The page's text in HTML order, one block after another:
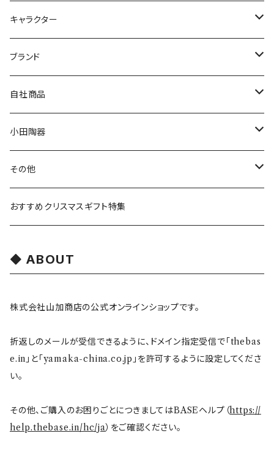
九谷焼
マグ＆カップ
プレート
ボウル
ガラスウェア
カトラリー
キャラクター
ムーミン
80th記念アイテム
リトルミイの日記念アイテム
MOOMIN ANIMATION
スヌーピー
ピーターラビット
ポケットモンスター
助六の日常
ちびまる子ちゃんandクレヨンしんちゃん
ブランド
LA AMYS(エミーズ)
LISA LARSON(リサラーソン)
LAURA ASHLEY(ローラ アシュレイ)
Finlayson(フィンレイソン)
THE BEATLES(ザ・ビートルズ)
【山加商店×yaeko】migratory bird
自社商品
ねこ企画
Cecera(セセラ)
CELEC(セレック)
komon(コモン)
HAPPY DINING(ハッピーダイニング)
小田陶器
さざなみ
吉祥
旅籠
プラティコ
その他
リサイクル食器
おすすめクリスマスギフト特集
ABOUT
株式会社山加商店の公式オンラインショップです。
折返しのメールが受信できるように、ドメイン指定受信で「thebas
e.in」と「yamaka-china.co.jp」を許可するように設定してくださ
い。
その他、ご購入のお困りごとにつきましてはBASEヘルプ（https://
help.thebase.in/hc/ja）をご確認ください。